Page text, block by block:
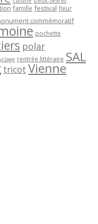
famille festival fleur
commémoratif
pochette
polar
rentrée littéraire SAL
tricot Vienne